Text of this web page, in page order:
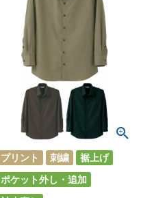
プリント 刺繍
裾上げ
ポケット外し・追加